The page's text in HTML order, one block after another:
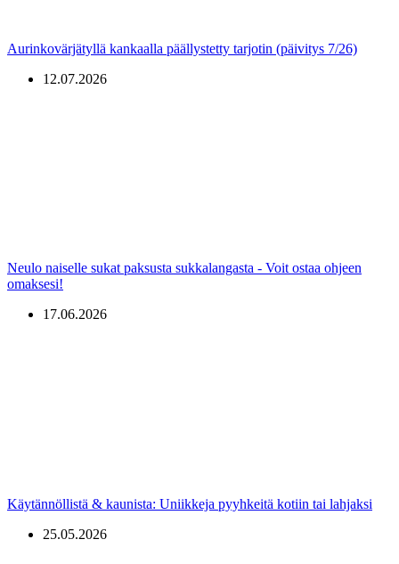
Aurinkovärjätyllä kankaalla päällystetty tarjotin (päivitys 7/26)
12.07.2026
Neulo naiselle sukat paksusta sukkalangasta - Voit ostaa ohjeen
omaksesi!
17.06.2026
Käytännöllistä & kaunista: Uniikkeja pyyhkeitä kotiin tai lahjaksi
25.05.2026